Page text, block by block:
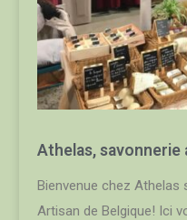
Athelas, savonnerie
Bienvenue chez Athelas
Artisan de Belgique! Ici